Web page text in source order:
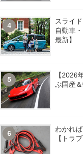
4
スライ
自動車
最新】
5
【2026
ぶ国産
6
わかれ
【トラ